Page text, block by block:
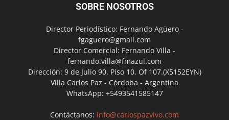
SOBRE NOSOTROS
Director Periodístico: Fernando Agüero -
fgaguero@gmail.com
Director Comercial: Fernando Villa -
fernando.villa@fmazul.com
Dirección: 9 de Julio 90. Piso 10. Of 107.(X5152EYN)
Villa Carlos Paz - Córdoba - Argentina
WhatsApp: +5493541585147
Contáctanos: info@carlospazvivo.com